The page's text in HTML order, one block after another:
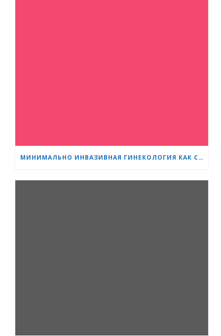
МИНИМАЛЬНО ИНВАЗИВНАЯ ГИНЕКОЛОГИЯ КАК СТАНДАРТ: НОВОЕ ПОКОЛЕНИЕ СПЕЦИАЛИСТОВ ПРОХОДИТ ОБУЧЕНИЕ В «СЕРДЦЕ И МОЗГ»